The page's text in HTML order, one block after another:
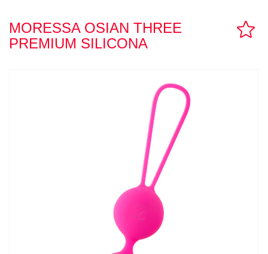
MORESSA OSIAN THREE
PREMIUM SILICONA